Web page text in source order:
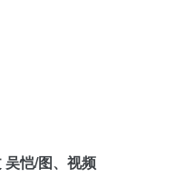
吴恺/图、视频